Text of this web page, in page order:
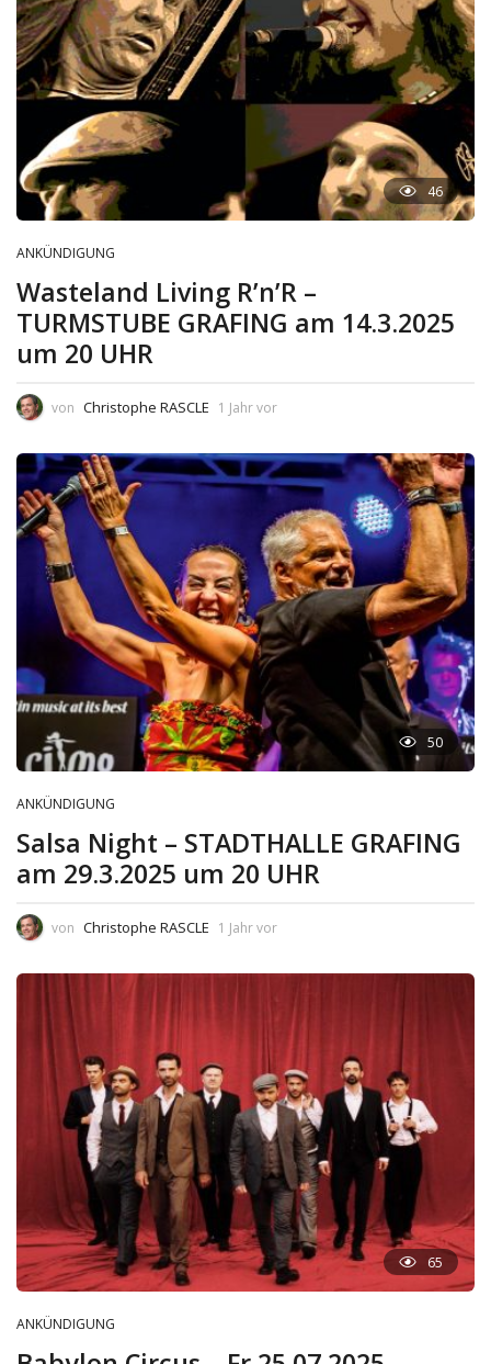
46
ANKÜNDIGUNG
Wasteland Living R’n’R –
TURMSTUBE GRAFING am 14.3.2025
um 20 UHR
von Christophe RASCLE 1 Jahr vor
50
ANKÜNDIGUNG
Salsa Night – STADTHALLE GRAFING
am 29.3.2025 um 20 UHR
von Christophe RASCLE 1 Jahr vor
65
ANKÜNDIGUNG